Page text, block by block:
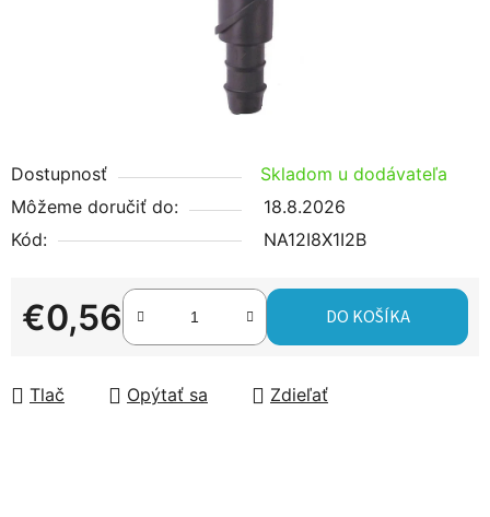
Dostupnosť
Skladom u dodávateľa
Môžeme doručiť do:
18.8.2026
Kód:
NA12I8X1I2B
€0,56
Jednotková cena:
DO KOŠÍKA
Tlač Opýtať sa Zdieľať